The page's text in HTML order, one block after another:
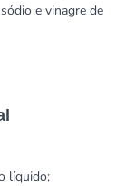
e vinagre de
líquido;